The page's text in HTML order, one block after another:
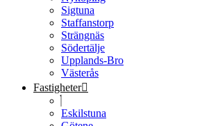
Sigtuna
Staffanstorp
Strängnäs
Södertälje
Upplands-Bro
Västerås
Fastigheter
Eskilstuna